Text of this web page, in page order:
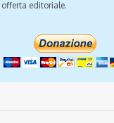
editoriale.